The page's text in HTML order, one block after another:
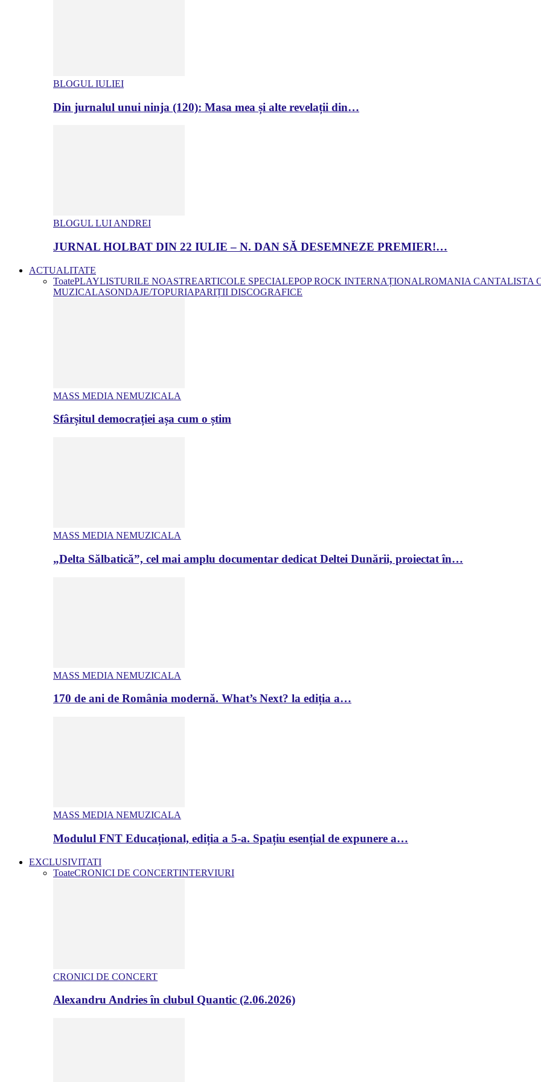
BLOGUL IULIEI
Din jurnalul unui ninja (120): Masa mea și alte revelații din…
BLOGUL LUI ANDREI
JURNAL HOLBAT DIN 22 IULIE – N. DAN SĂ DESEMNEZE PREMIER!…
ACTUALITATE
ToatePLAYLISTURILE NOASTREARTICOLE SPECIALEPOP ROCK INTERNAȚIONALROMANIA CANTALISTA
MUZICALASONDAJE/TOPURIAPARIȚII DISCOGRAFICE
MASS MEDIA NEMUZICALA
Sfârșitul democrației așa cum o știm
MASS MEDIA NEMUZICALA
„Delta Sălbatică”, cel mai amplu documentar dedicat Deltei Dunării, proiectat în…
MASS MEDIA NEMUZICALA
170 de ani de România modernă. What’s Next? la ediția a…
MASS MEDIA NEMUZICALA
Modulul FNT Educațional, ediția a 5-a. Spațiu esențial de expunere a…
EXCLUSIVITATI
ToateCRONICI DE CONCERTINTERVIURI
CRONICI DE CONCERT
Alexandru Andries în clubul Quantic (2.06.2026)